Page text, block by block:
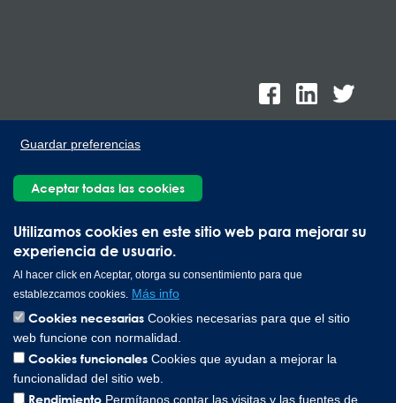
Utilizamos cookies en este sitio web para mejorar su
experiencia de usuario.
Al hacer click en Aceptar, otorga su consentimiento para que
establezcamos cookies. Más info
Cookies necesarias Cookies necesarias para que el sitio
web funcione con normalidad.
Cookies funcionales Cookies que ayudan a mejorar la
funcionalidad del sitio web.
Rendimiento Permítanos contar las visitas y las fuentes de
Guardar preferencias
Aceptar todas las cookies
Lee Spring de México, Ave. Apolo 519 Edificio 22, Parque
Santa Catarina N.L. 66367 | 800 110 25 00
Copyright © 2026 Lee Spring Company